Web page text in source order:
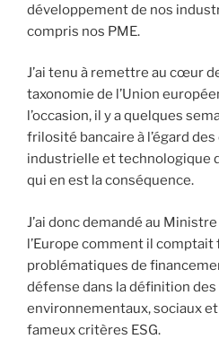
développement de nos
compris nos PME.
J’ai tenu à remettre au cœur
taxonomie de l’Union
l’occasion, il y a quelques
frilosité bancaire à l’égard
industrielle et technologique
qui en est la conséquence.
J’ai donc demandé au
l’Europe comment il
problématiques de
défense dans la définition
environnementaux, sociaux
fameux critères ESG.